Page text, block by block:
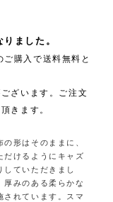
ました。
購入で送料無料と
ざいます。ご注文
きます。
形はそのままに、
だけるようにキャズ
していただきまし
厚みのある柔らかな
されています。スマ